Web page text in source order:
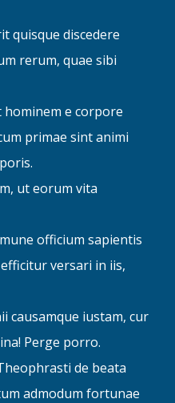
quisque discedere
rerum, quae sibi
e corpore
primae sint animi
ut eorum vita
officium sapientis
versari in iis,
causamque iustam, cur
Perge porro.
de beata
admodum fortunae